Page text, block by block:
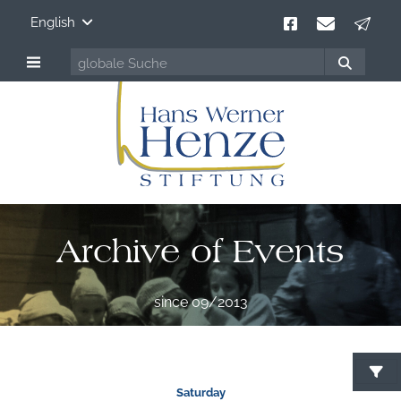
English
Archive of Events
since 09/2013
Saturday